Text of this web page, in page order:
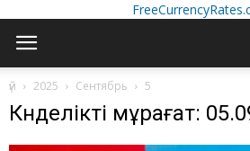
үй 2025 Сентябрь 5
Күнделікті мұрағат: